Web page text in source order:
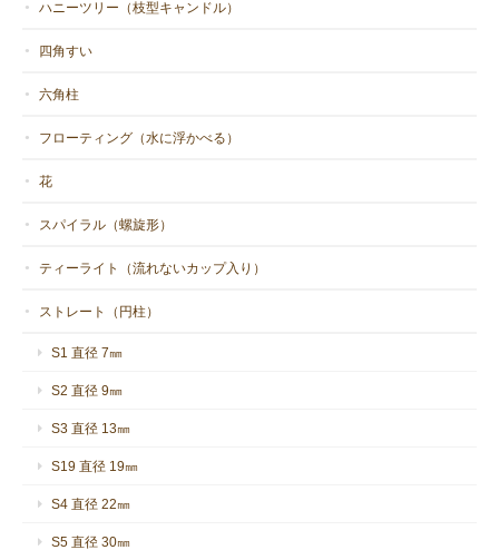
ハニーツリー（枝型キャンドル）
四角すい
六角柱
フローティング（水に浮かべる）
花
スパイラル（螺旋形）
ティーライト（流れないカップ入り）
ストレート（円柱）
S1 直径 7㎜
S2 直径 9㎜
S3 直径 13㎜
S19 直径 19㎜
S4 直径 22㎜
S5 直径 30㎜